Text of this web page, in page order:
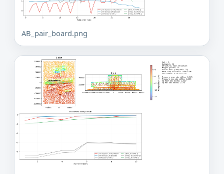
AB_pair_board.png